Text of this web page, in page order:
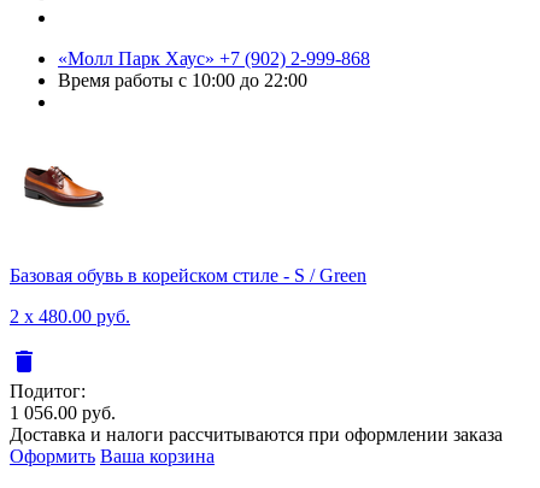
«Молл Парк Хаус» +7 (902) 2-999-868
Время работы с 10:00 до 22:00
Базовая обувь в корейском стиле - S / Green
2 x 480.00 руб.
delete
Подитог:
1 056.00 руб.
Доставка и налоги рассчитываются при оформлении заказа
Оформить Ваша корзина